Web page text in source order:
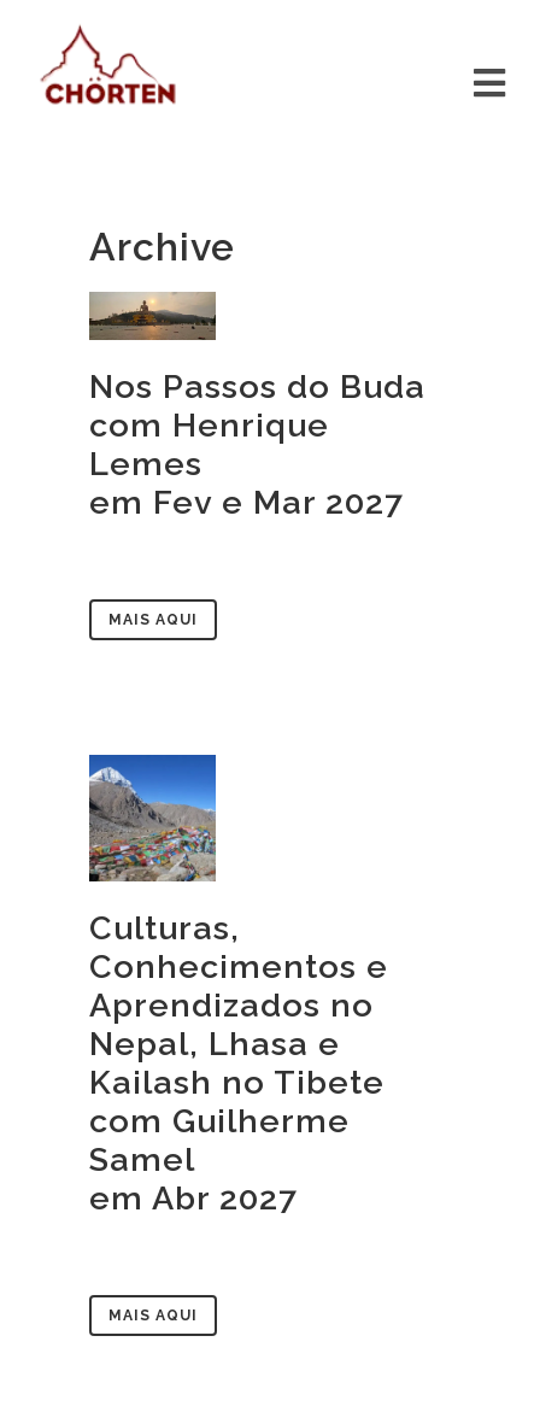
Archive
Nos Passos do Buda
com Henrique
Lemes
em Fev e Mar 2027
MAIS AQUI
Culturas,
Conhecimentos e
Aprendizados no
Nepal, Lhasa e
Kailash no Tibete
com Guilherme
Samel
em Abr 2027
MAIS AQUI